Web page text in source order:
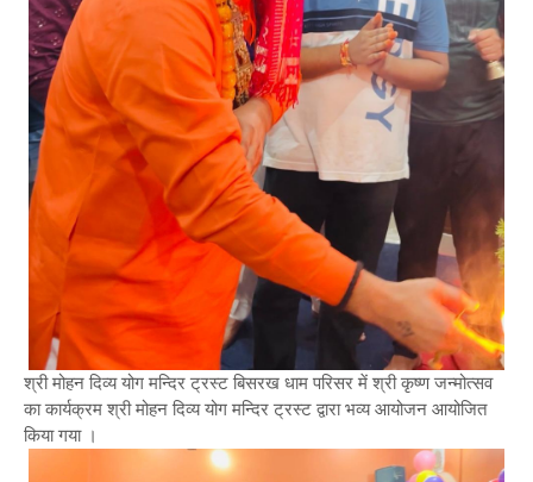
श्री मोहन दिव्य योग मन्दिर ट्रस्ट बिसरख धाम परिसर में श्री कृष्ण जन्मोत्सव
का कार्यक्रम श्री मोहन दिव्य योग मन्दिर ट्रस्ट द्वारा भव्य आयोजन आयोजित
किया गया ।